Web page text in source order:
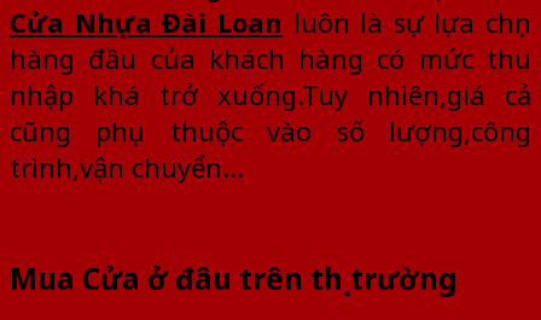
Cửa Nhựa Đài Loan luôn là sự lựa chọn
hàng đầu của khách hàng có mức thu
nhập khá trở xuống.Tuy nhiên,giá cả
cũng phụ thuộc vào số lượng,công
trình,vận chuyển…
Mua Cửa ở đâu trên thị trường